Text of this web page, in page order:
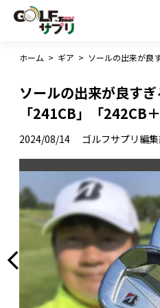
ホーム > ギア >
ソールの出来が良す
「241CB」「242CB
2024/08/14 ゴルフサプリ編